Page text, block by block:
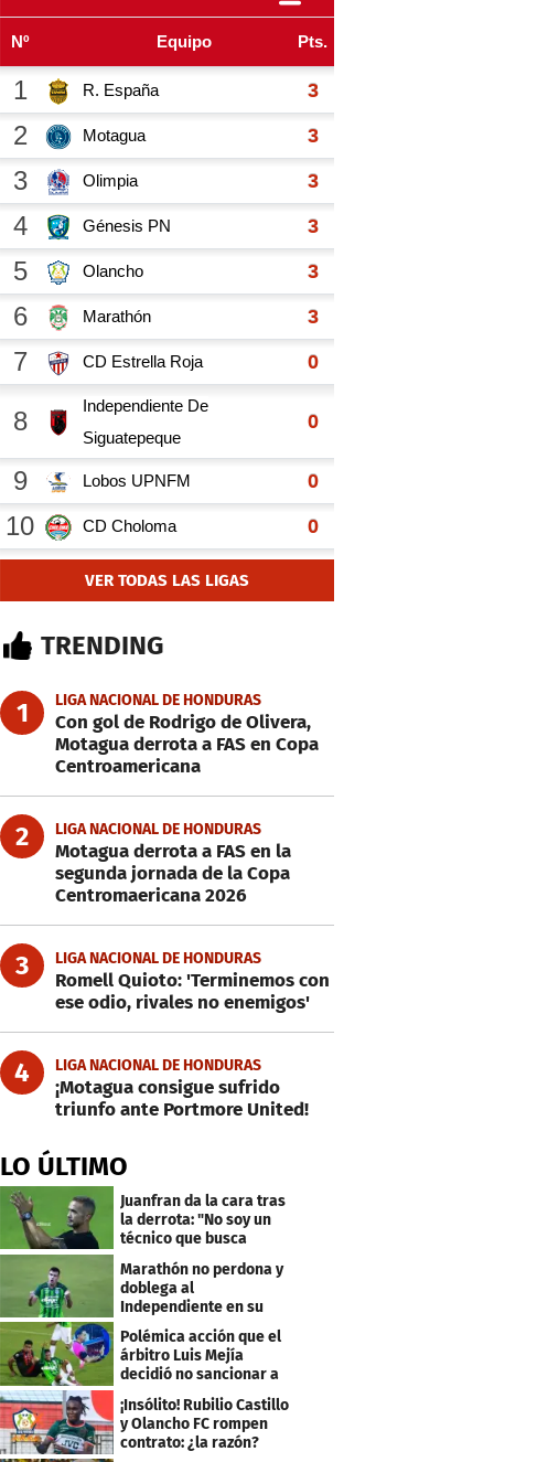
VER TODAS LAS LIGAS
TRENDING
1 LIGA NACIONAL DE HONDURAS
Con gol de Rodrigo de Olivera,
Motagua derrota a FAS en Copa
Centroamericana
2 LIGA NACIONAL DE HONDURAS
Motagua derrota a FAS en la
segunda jornada de la Copa
Centromaericana 2026
3 LIGA NACIONAL DE HONDURAS
Romell Quioto: 'Terminemos con
ese odio, rivales no enemigos'
4 LIGA NACIONAL DE HONDURAS
¡Motagua consigue sufrido
triunfo ante Portmore United!
LO ÚLTIMO
Juanfran da la cara tras
la derrota: "No soy un
técnico que busca
excusas"
Marathón no perdona y
doblega al
Independiente en su
bienvenida a primera
Polémica acción que el
árbitro Luis Mejía
decidió no sancionar a
Independiente
¡Insólito! Rubilio Castillo
y Olancho FC rompen
contrato: ¿la razón?